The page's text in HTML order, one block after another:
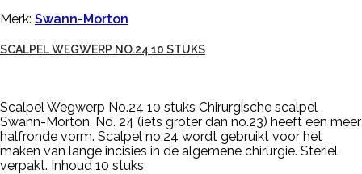
Merk: Swann-Morton
SCALPEL WEGWERP NO.24 10 STUKS
Scalpel Wegwerp No.24 10 stuks Chirurgische scalpel
Swann-Morton. No. 24 (iets groter dan no.23) heeft een meer
halfronde vorm. Scalpel no.24 wordt gebruikt voor het
maken van lange incisies in de algemene chirurgie. Steriel
verpakt. Inhoud 10 stuks